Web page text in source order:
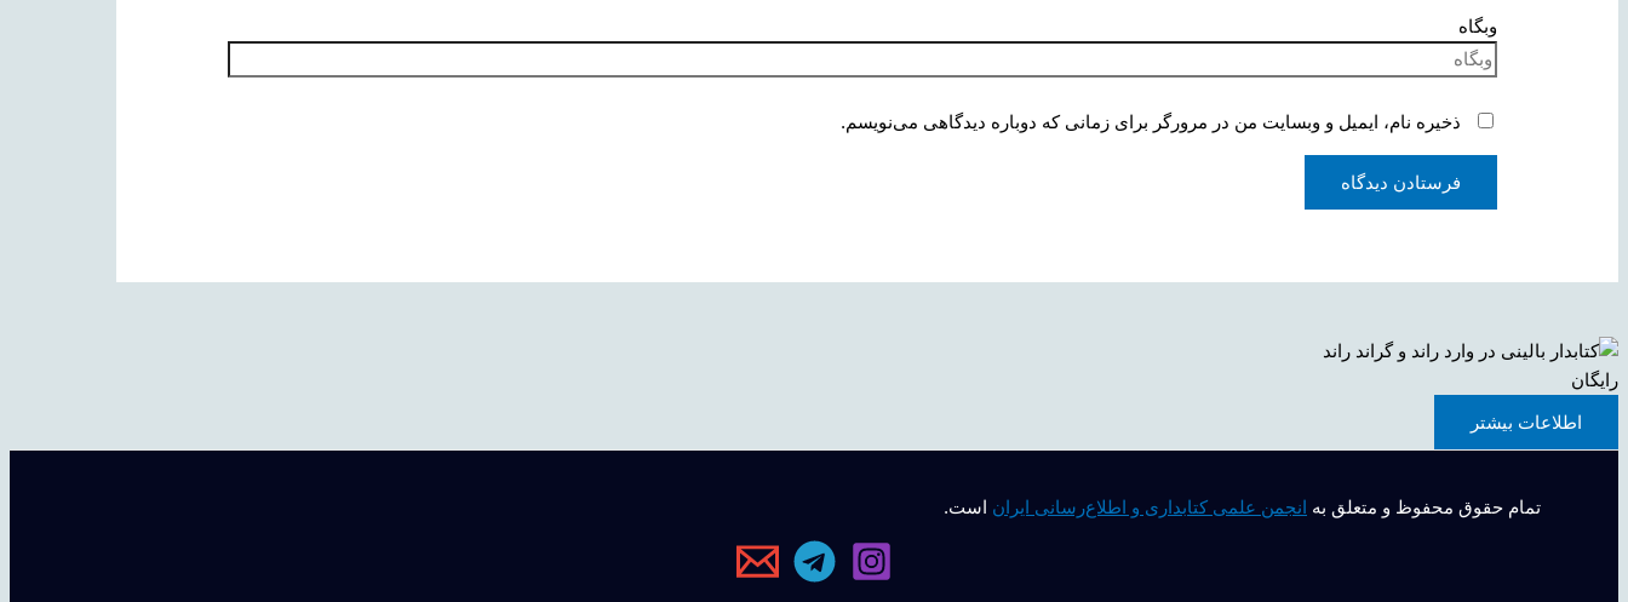
وبگاه
ذخیره نام، ایمیل و وبسایت من در مرورگر برای زمانی که دوباره دیدگاهی می‌نویسم.
رایگان
اطلاعات بیشتر
تمام حقوق محفوظ و متعلق به انجمن علمی کتابداری و اطلاع‌رسانی ایران است.